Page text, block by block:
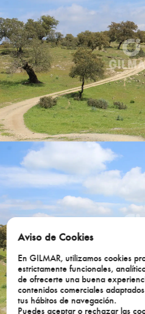
Aviso de Cookies
En GILMAR, utilizamos cookies
estrictamente funcionales,
de ofrecerte una buena
contenidos comerciales
tus hábitos de navegación.
Puedes aceptar o rechazar las